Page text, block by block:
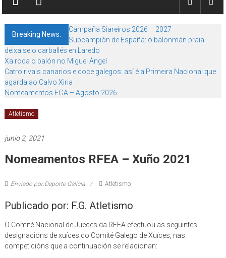
Breaking News:
Campaña Siareiros 2026 – 2027
Subcampión de España: o balonmán praia
deixa selo carballés en Laredo
Xa roda o balón no Miguel Ángel
Catro rivais canarios e doce galegos: así é a Primeira Nacional que
agarda ao Calvo Xiria
Nomeamentos FGA – Agosto 2026
Atletismo
junio 2, 2021
Nomeamentos RFEA – Xuño 2021
Enviado por:Deporte Galicia Atletismo
Publicado por: F.G. Atletismo
O Comité Nacional de Jueces da RFEA efectuou as seguintes
designacións de xuíces do Comité Galego de Xuíces, nas
competicións que a continuación se relacionan: